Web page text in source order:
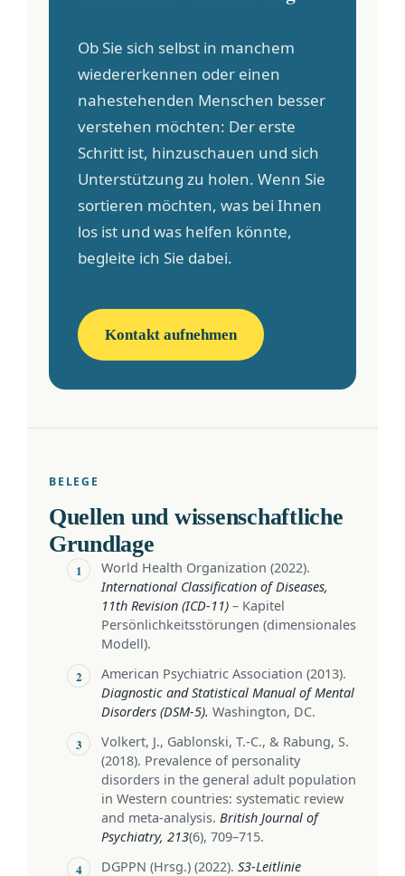
Ob Sie sich selbst in manchem
wiedererkennen oder einen
nahestehenden Menschen besser
verstehen möchten: Der erste
Schritt ist, hinzuschauen und sich
Unterstützung zu holen. Wenn Sie
sortieren möchten, was bei Ihnen
los ist und was helfen könnte,
begleite ich Sie dabei.
Kontakt aufnehmen
BELEGE
Quellen und wissenschaftliche
Grundlage
World Health Organization (2022).
International Classification of Diseases,
11th Revision (ICD-11) – Kapitel
Persönlichkeitsstörungen (dimensionales
Modell).
American Psychiatric Association (2013).
Diagnostic and Statistical Manual of Mental
Disorders (DSM-5). Washington, DC.
Volkert, J., Gablonski, T.-C., & Rabung, S.
(2018). Prevalence of personality
disorders in the general adult population
in Western countries: systematic review
and meta-analysis. British Journal of
Psychiatry, 213(6), 709–715.
DGPPN (Hrsg.) (2022). S3-Leitlinie